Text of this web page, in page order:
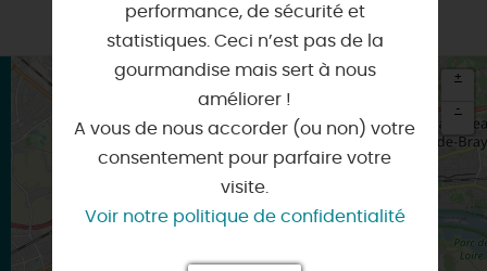
Itinéraire vers
ORLEANS
+
-
performance, de sécurité et
statistiques. Ceci n’est pas de la
gourmandise mais sert à nous
améliorer !
A vous de nous accorder (ou non) votre
consentement pour parfaire votre
visite.
Voir notre politique de confidentialité